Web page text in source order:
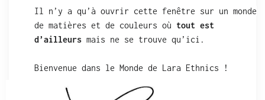
Il n’y a qu’à ouvrir cette fenêtre sur un monde
de matières et de couleurs où tout est
d’ailleurs mais ne se trouve qu’ici.
Bienvenue dans le Monde de Lara Ethnics !